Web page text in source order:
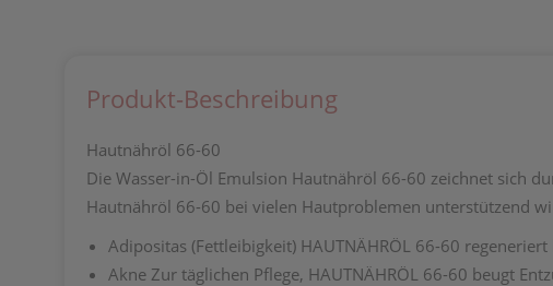
Produkt-Beschreibung
Hautnähröl 66-60
Die Wasser-in-Öl Emulsion Hautnähröl 66-60 zeichnet sich
Hautnähröl 66-60 bei vielen Hautproblemen unterstützend
Adipositas (Fettleibigkeit) HAUTNÄHRÖL 66-60
Akne Zur täglichen Pflege, HAUTNÄHRÖL 66-60 beugt